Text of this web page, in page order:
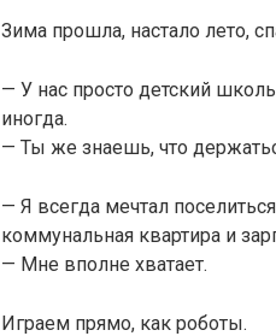
Зима прошла, настало лето,
— У нас просто детский
иногда.
— Ты же знаешь, что
— Я всегда мечтал
коммунальная квартира и
— Мне вполне хватает.
Играем прямо, как роботы.